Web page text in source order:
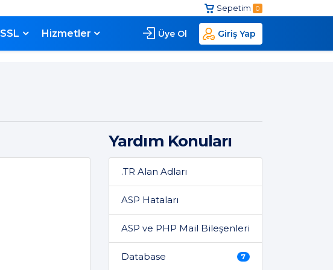
Sepetim 0
SSL Hizmetler Üye Ol Giriş Yap
Yardım Konuları
.TR Alan Adları
ASP Hataları
ASP ve PHP Mail Bileşenleri
Database 7